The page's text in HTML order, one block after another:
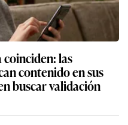
las
contenido en sus
buscar validación